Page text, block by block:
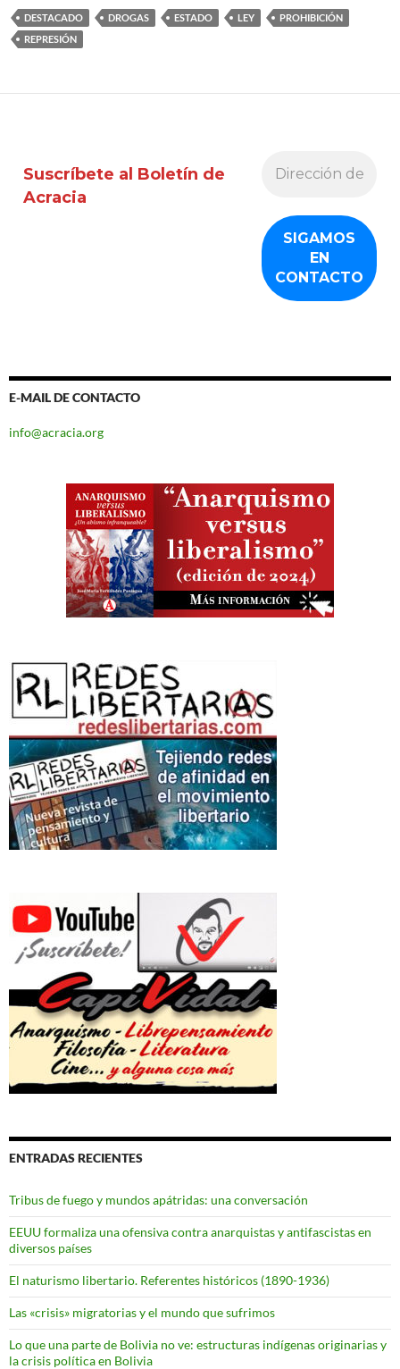
DESTACADO DROGAS ESTADO LEY
PROHIBICIÓN
REPRESIÓN
Suscríbete al Boletín de
Acracia
E-MAIL DE CONTACTO
info@acracia.org
ENTRADAS RECIENTES
Tribus de fuego y mundos apátridas: una conversación
EEUU formaliza una ofensiva contra anarquistas y antifascistas en
diversos países
El naturismo libertario. Referentes históricos (1890-1936)
Las «crisis» migratorias y el mundo que sufrimos
Lo que una parte de Bolivia no ve: estructuras indígenas originarias y
la crisis política en Bolivia